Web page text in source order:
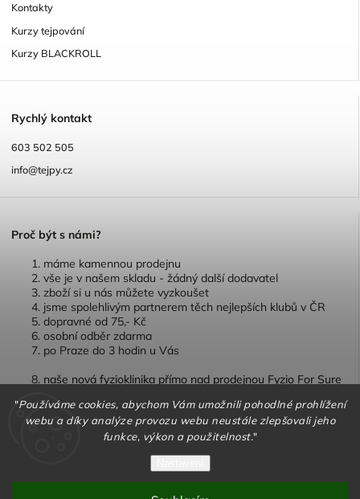
"Používáme cookies, abychom Vám umožnili pohodlné prohlížení
webu a díky analýze provozu webu neustále zlepšovali jeho
funkce, výkon a použitelnost."
Kontakty
Kurzy tejpování
Kurzy BLACKROLL
Rychlý kontakt
603 502 505
info@tejpy.cz
Proč být s námi?
máme kamennou prodejnu
vše je v našem skladu - žádný další dodavatel
zboží si u nás můžete vyzkoušet
jsme spolehlivým partnerem těch nejlepších klubů v ČR
dopravné od 75,- Kč
osobní odběr zdarma
po Praze do 3 hodin u Vás
naše nová fyzioklinika přímo nad prodejnou Fyzio For Sure
Shoptet| Design